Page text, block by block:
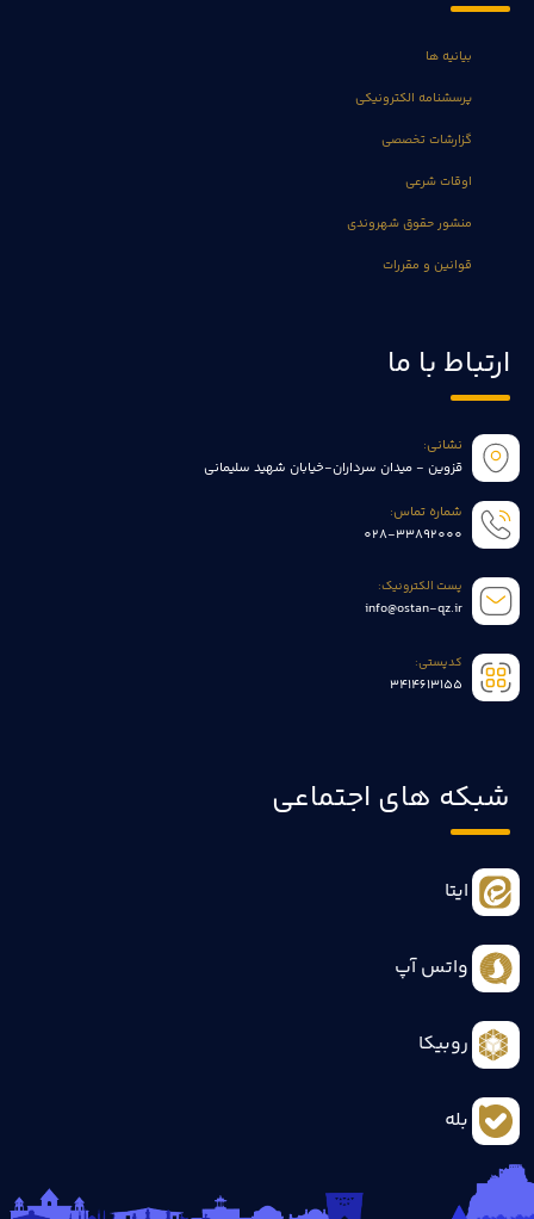
بیانیه ها
پرسشنامه الکترونیکی
گزارشات تخصصی
اوقات شرعی
منشور حقوق شهروندی
قوانین و مقررات
ارتباط با ما
نشانی:
قزوین - میدان سرداران-خیابان شهید سلیمانی
شماره تماس:
028-33892000
پست الکترونیک:
info@ostan-qz.ir
کدپستی:
3414613155
شبکه های اجتماعی
ایتا
واتس آپ
روبیکا
بله